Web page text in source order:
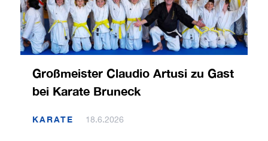
Großmeister Claudio Artusi zu Gast
bei Karate Bruneck
KARATE 18.6.2026